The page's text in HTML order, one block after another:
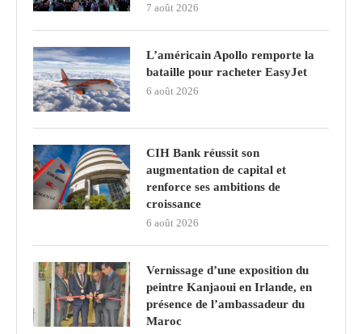
7 août 2026
L’américain Apollo remporte la
bataille pour racheter EasyJet
6 août 2026
CIH Bank réussit son
augmentation de capital et
renforce ses ambitions de
croissance
6 août 2026
Vernissage d’une exposition du
peintre Kanjaoui en Irlande, en
présence de l’ambassadeur du
Maroc